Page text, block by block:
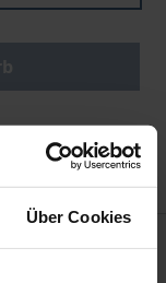
Über Cookies